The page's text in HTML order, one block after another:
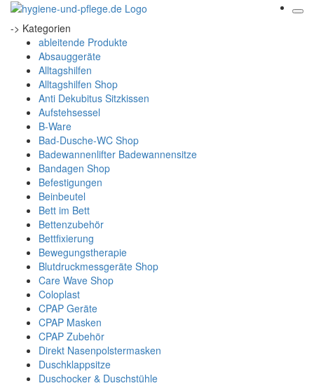
-> Kategorien
ableitende Produkte
Absauggeräte
Alltagshilfen
Alltagshilfen Shop
Anti Dekubitus Sitzkissen
Aufstehsessel
B-Ware
Bad-Dusche-WC Shop
Badewannenlifter Badewannensitze
Bandagen Shop
Befestigungen
Beinbeutel
Bett im Bett
Bettenzubehör
Bettfixierung
Bewegungstherapie
Blutdruckmessgeräte Shop
Care Wave Shop
Coloplast
CPAP Geräte
CPAP Masken
CPAP Zubehör
Direkt Nasenpolstermasken
Duschklappsitze
Duschocker & Duschstühle